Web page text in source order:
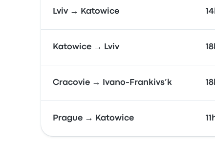
Lviv → Katowice
Katowice → Lviv
Cracovie → Ivano-Frankivs’k
Prague → Katowice